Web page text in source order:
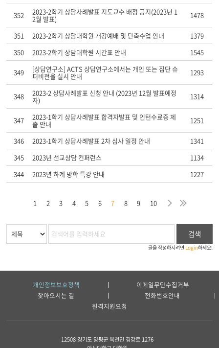
352 2023-2학기 상담사례발표 지도교수 배정 공지(2023년 1
2월 발표) 1478
351 2023-2학기 상담대학원 개강예배 및 단축수업 안내
1379
350
2023-2학기 상담대학원 시간표 안내 1545
349 [상담연구소] ACTS 상담연구소에서는 개인 또는 집단 슈
퍼비전을 실시 안내 1293
348 2023-2 상담사례발표 신청 안내 (2023년 12월 발표예정
자) 1314
347 2023-1학기 상담사례발표 합격자발표 및 인턴수료증 제
출 안내 1251
346 2023-1학기 상담사례발표 2차 심사 일정 안내
1341
345
2023년 선교상담 컨퍼런스
1134
344
2023년 하계 방학 특강 안내 1227
1 2 3 4 5 6 7 8 9 10 다 마
검색
글을 작성하시려면 Login하세요!
개인정보보호정책
이메일무단수집거부
찾아오시는 길
전화번호안내
원격지원요청
12508 경기도 양평군 옥천면 경강로 1276